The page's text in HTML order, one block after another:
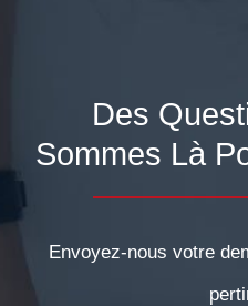
Des
Sommes Là
Envoyez-nous votre